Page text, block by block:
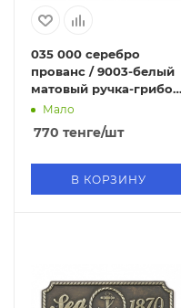
035 000 серебро
прованс / 9003-белый
матовый ручка-грибок
FBМало
770 тенге/шт
В КОРЗИНУ